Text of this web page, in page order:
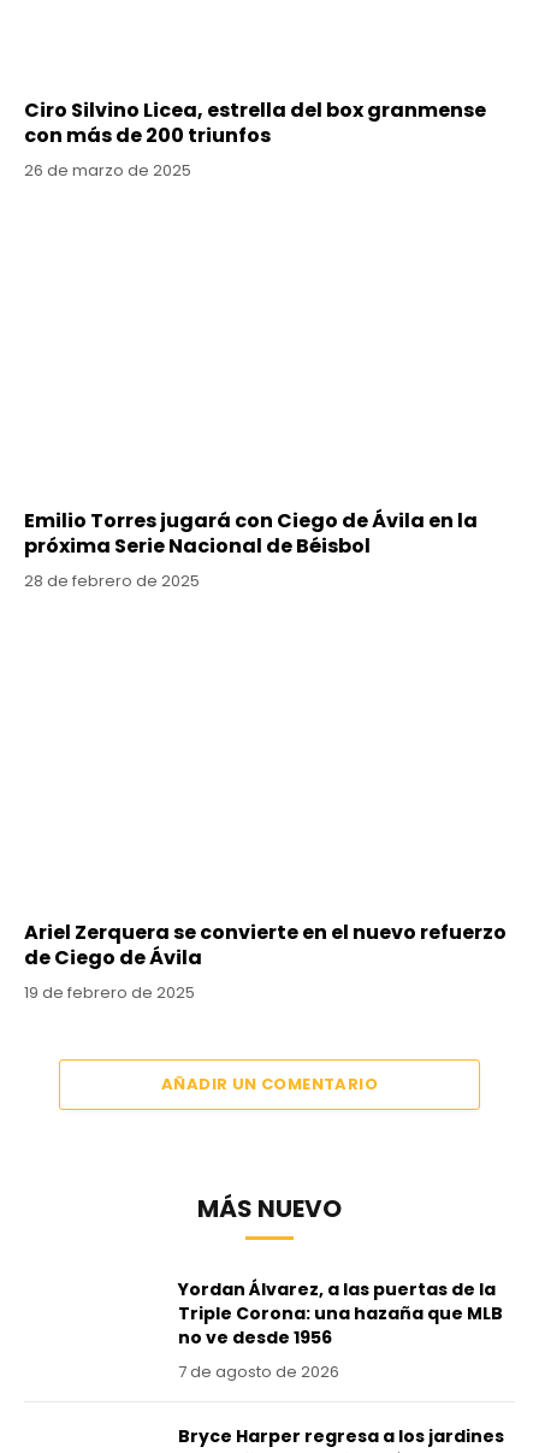
Ciro Silvino Licea, estrella del box granmense
con más de 200 triunfos
26 de marzo de 2025
Emilio Torres jugará con Ciego de Ávila en la
próxima Serie Nacional de Béisbol
28 de febrero de 2025
Ariel Zerquera se convierte en el nuevo refuerzo
de Ciego de Ávila
19 de febrero de 2025
AÑADIR UN COMENTARIO
MÁS NUEVO
Yordan Álvarez, a las puertas de la
Triple Corona: una hazaña que MLB
no ve desde 1956
7 de agosto de 2026
Bryce Harper regresa a los jardines